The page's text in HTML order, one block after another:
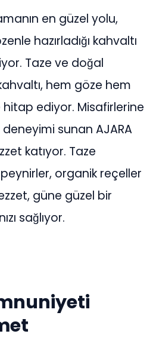
en güzel yolu,
hazırladığı kahvaltı
Taze ve doğal
hem göze hem
ediyor. Misafirlerine
sunan AJARA
katıyor. Taze
organik reçeller
güne güzel bir
sağlıyor.